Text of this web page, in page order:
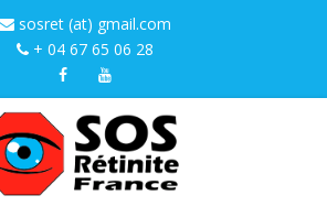
sosret (at) gmail.com
+ 04 67 65 06 28